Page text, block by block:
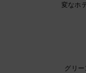
変なホ
グリ